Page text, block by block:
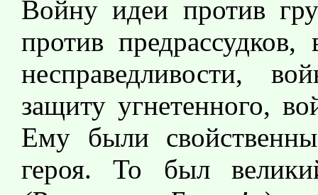
Войну идеи против
против предрассудков,
несправедливости,
защиту угнетенного,
Ему были
героя. То был